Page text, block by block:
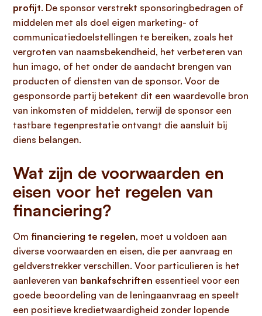
profijt. De sponsor verstrekt sponsoringbedragen of
middelen met als doel eigen marketing- of
communicatiedoelstellingen te bereiken, zoals het
vergroten van naamsbekendheid, het verbeteren van
hun imago, of het onder de aandacht brengen van
producten of diensten van de sponsor. Voor de
gesponsorde partij betekent dit een waardevolle bron
van inkomsten of middelen, terwijl de sponsor een
tastbare tegenprestatie ontvangt die aansluit bij
diens belangen.
Wat zijn de voorwaarden en
eisen voor het regelen van
financiering?
Om financiering te regelen, moet u voldoen aan
diverse voorwaarden en eisen, die per aanvraag en
geldverstrekker verschillen. Voor particulieren is het
aanleveren van bankafschriften essentieel voor een
goede beoordeling van de leningaanvraag en speelt
een positieve kredietwaardigheid zonder lopende